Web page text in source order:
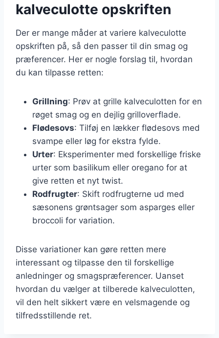
kalveculotte opskriften
Der er mange måder at variere kalveculotte
opskriften på, så den passer til din smag og
præferencer. Her er nogle forslag til, hvordan
du kan tilpasse retten:
Grillning: Prøv at grille kalveculotten for en
røget smag og en dejlig grilloverflade.
Flødesovs: Tilføj en lækker flødesovs med
svampe eller løg for ekstra fylde.
Urter: Eksperimenter med forskellige friske
urter som basilikum eller oregano for at
give retten et nyt twist.
Rodfrugter: Skift rodfrugterne ud med
sæsonens grøntsager som asparges eller
broccoli for variation.
Disse variationer kan gøre retten mere
interessant og tilpasse den til forskellige
anledninger og smagspræferencer. Uanset
hvordan du vælger at tilberede kalveculotten,
vil den helt sikkert være en velsmagende og
tilfredsstillende ret.